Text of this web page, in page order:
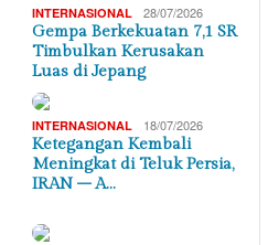
INTERNASIONAL 28/07/2026
Gempa Berkekuatan 7,1 SR
Timbulkan Kerusakan
Luas di Jepang
INTERNASIONAL 18/07/2026
Ketegangan Kembali
Meningkat di Teluk Persia,
IRAN – A…